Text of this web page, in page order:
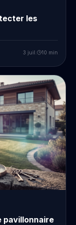
les
3 juil. 10 min
pavillonnaire